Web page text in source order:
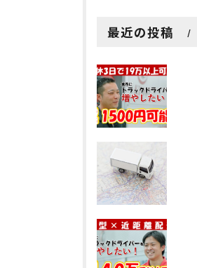
最近の投稿